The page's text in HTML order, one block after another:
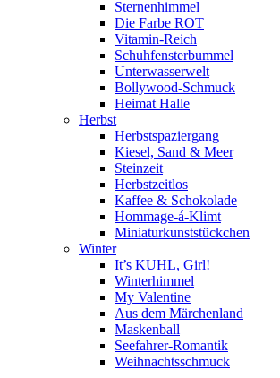
Sternenhimmel
Die Farbe ROT
Vitamin-Reich
Schuhfensterbummel
Unterwasserwelt
Bollywood-Schmuck
Heimat Halle
Herbst
Herbstspaziergang
Kiesel, Sand & Meer
Steinzeit
Herbstzeitlos
Kaffee & Schokolade
Hommage-á-Klimt
Miniaturkunststückchen
Winter
It’s KUHL, Girl!
Winterhimmel
My Valentine
Aus dem Märchenland
Maskenball
Seefahrer-Romantik
Weihnachtsschmuck